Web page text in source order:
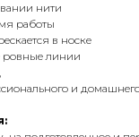
нити
работы
в носке
ровные линии
и